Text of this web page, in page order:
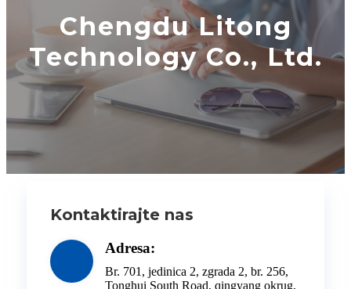
Chengdu Litong
Technology Co., Ltd.
Kontaktirajte nas
Adresa:
Br. 701, jedinica 2, zgrada 2, br. 256,
Tonghui South Road, qingyang okrug,